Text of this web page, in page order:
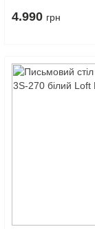
4.990 грн